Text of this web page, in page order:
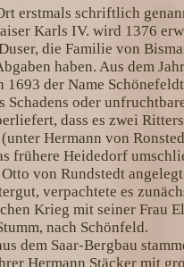
erstmals schriftlich
Karls IV. wird 1376
die Familie von
haben. Aus dem
1693 der Name
Schadens oder
dass es zwei
Hermann von
frühere Heidedorf
von Rundstedt
verpachtete es
Krieg mit seiner Frau
nach Schönfeld.
dem Saar-Bergbau
Hermann Stäcker mit